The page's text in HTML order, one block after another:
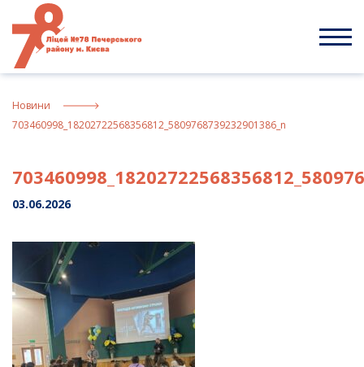
content
Новини
703460998_18202722568356812_5809768739232901386_n
03.06.2026